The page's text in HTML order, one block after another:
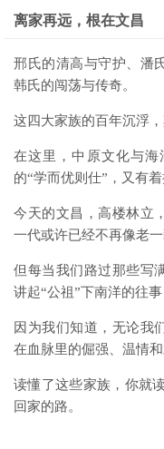
离家再远，根在文昌
邢氏的清高与守护、潘
韩氏的闯荡与传奇。
这四大家族的百年沉浮
在这里，中原文化与
的“学而优则仕”，又有
今天的文昌，高楼林立
一代或许已经不再像老
但每当我们路过那些写
讲起“公祖”下南洋的往
因为我们知道，无论我
在血脉里的倔强、温情
读懂了这些家族，你就
回家的路。